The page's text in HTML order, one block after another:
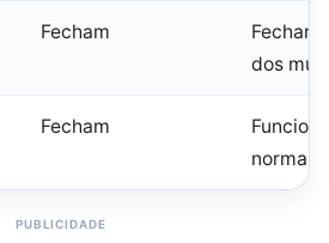
Fecham
Fecham
dos
Fecham